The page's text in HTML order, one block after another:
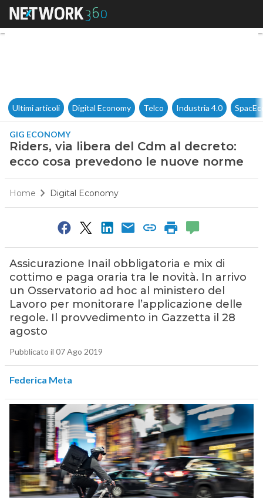
Riders, via libera del Cdm al
Ultimi articoli Digital Economy Telco Industria 4.0
GIG ECONOMY
Riders, via libera del Cdm al decreto:
ecco cosa prevedono le nuove norme
Home Digital Economy
Assicurazione Inail obbligatoria e mix di
cottimo e paga oraria tra le novità. In arrivo
un Osservatorio ad hoc al ministero del
Lavoro per monitorare l’applicazione delle
regole. Il provvedimento in Gazzetta il 28
agosto
Pubblicato il 07 Ago 2019
Federica Meta